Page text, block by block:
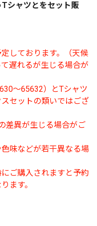
シャツとをセット販
しております。（天候
遅れるが生じる場合が
～65632）とTシャツ
セットの類いではござ
差異が生じる場合がご
味などが若干異なる場
ご購入されますと予約
ます。